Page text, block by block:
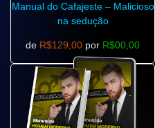
Manual do Cafajeste – Malicioso
na sedução
de R$129,00 por R$00,00